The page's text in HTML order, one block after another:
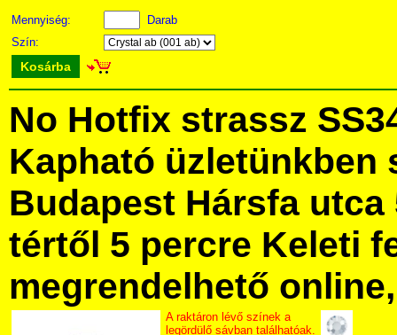
Mennyiség:
Darab
Szín:
Kosárba
No Hotfix strassz
Kapható üzletünkben
Budapest Hársfa utca
tértől 5 percre Keleti
megrendelhető
A raktáron lévő színek a
legördülő sávban találhatóak.